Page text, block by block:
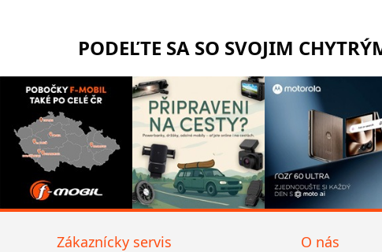
PODEĽTE SA SO SVOJIM
Zákaznícky servis O nás